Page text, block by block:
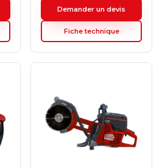
Demander un devis
Fiche technique